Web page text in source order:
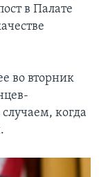
в Палате
во вторник
когда